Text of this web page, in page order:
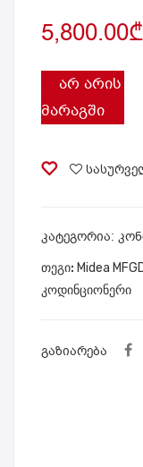
5,800.00₾
ᲐᲠ ᲐᲠᲘᲡ
ᲛᲐᲠᲐᲒᲨᲘ
ᲙᲐᲢᲔᲒᲝᲠᲘᲐ:
ᲗᲔᲒᲘ: Midea
კოდინციონერი
ᲒᲐᲖᲘᲐᲠᲔᲑᲐ